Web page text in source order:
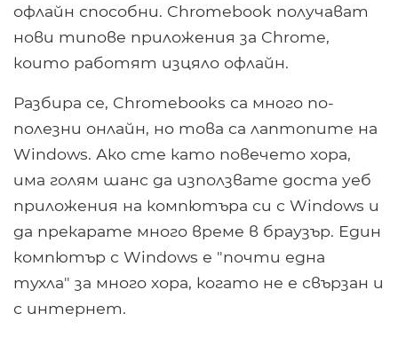
офлайн способни. Chromebook получават
нови типове приложения за Chrome,
които работят изцяло офлайн.
Разбира се, Chromebooks са много по-
полезни онлайн, но това са лаптопите на
Windows. Ако сте като повечето хора,
има голям шанс да използвате доста уеб
приложения на компютъра си с Windows и
да прекарате много време в браузър. Един
компютър с Windows е "почти една
тухла" за много хора, когато не е свързан и
с интернет.